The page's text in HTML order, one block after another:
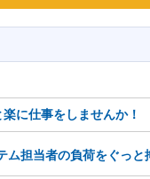
に仕事をしませんか！
担当者の負荷をぐっと